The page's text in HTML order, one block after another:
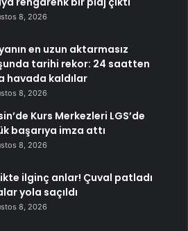
8, 2026
en uzun aktarmasız
tarihi rekor: 24 saatten
havada kaldılar
8, 2026
Kurs Merkezleri LGS’de
başarıya imza attı
8, 2026
ilginç anlar! Çuval patladı
yola saçıldı
8, 2026